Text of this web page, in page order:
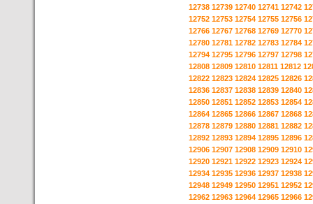
12738 12739 12740 12741 12742
12752 12753 12754 12755 12756
12766 12767 12768 12769 12770
12780 12781 12782 12783 12784
12794 12795 12796 12797 12798
12808 12809 12810 12811 12812
12822 12823 12824 12825 12826
12836 12837 12838 12839 12840
12850 12851 12852 12853 12854
12864 12865 12866 12867 12868
12878 12879 12880 12881 12882
12892 12893 12894 12895 12896
12906 12907 12908 12909 12910
12920 12921 12922 12923 12924
12934 12935 12936 12937 12938
12948 12949 12950 12951 12952
12962 12963 12964 12965 12966